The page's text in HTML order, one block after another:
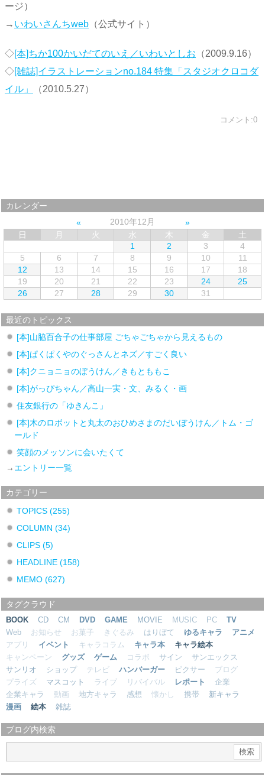
ージ）
→ いわいさんちweb （公式サイト）
◇[本]ちか100かいだてのいえ／いわいとしお （2009.9.16）
◇[雑誌]イラストレーションno.184 特集「スタジオクロコダ
イル」
（2010.5.27）
コメント:0
カレンダー
2010年12月
日
月 火 水 木 金
土
1
2 3
4
5
6 7 8 9 10
11
12
13 14 15 16 17
18
19
20 21 22 23 24
25
26
27 28 29 30 31
最近のトピックス
[本]山脇百合子の仕事部屋 ごちゃごちゃから見えるもの
[本]ぱくぱくやのぐっさんとネズ／すごく良い
[本]クニョニョのぼうけん／きもとももこ
[本]がっぴちゃん／高山一実・文、みるく・画
住友銀行の「ゆきんこ」
[本]木のロボットと丸太のおひめさまのだいぼうけん／トム・ゴ
ールド
笑顔のメッソンに会いたくて
→ エントリー一覧
カテゴリー
TOPICS(255)
COLUMN(34)
CLIPS(5)
HEADLINE(158)
MEMO(627)
タグクラウド
BOOK CD CM DVD GAME MOVIE MUSIC PC
TV
Web
お知らせ お菓子 きぐるみ はりぼて ゆるキャラ
アニメ
アプリ
イベント キャラコラム キャラ本
キャラ絵本
キャンペーン
グッズ ゲーム コラボ サイン
サンエックス
サンリオ
ショップ テレビ ハンバーガー ピクサー
ブログ
プライズ
マスコット ライブ リバイバル レポート
企業
企業キャラ
動画 地方キャラ 感想 懐かし 携帯
新キャラ
漫画
絵本 雑誌
ブログ内検索